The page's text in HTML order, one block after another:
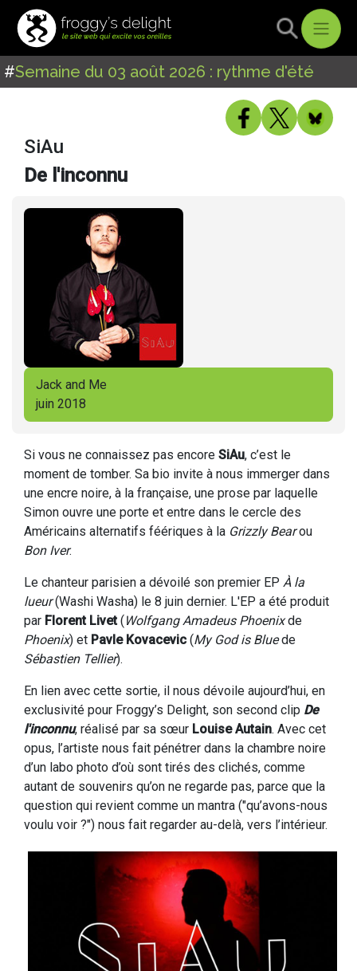
#Semaine du 03 août 2026 : rythme d'été
SiAu
De l'inconnu
Jack and Me
juin 2018
Si vous ne connaissez pas encore SiAu, c’est le
moment de tomber. Sa bio invite à nous immerger dans
une encre noire, à la française, une prose par laquelle
Simon ouvre une porte et entre dans le cercle des
Américains alternatifs féériques à la Grizzly Bearou
Bon Iver.
Le chanteur parisien a dévoilé son premier EP À la
lueur(Washi Washa) le 8 juin dernier. L'EP a été produit
par Florent Livet(Wolfgang Amadeus Phoenixde
Phoenix) et Pavle Kovacevic (My God is Bluede
Sébastien Tellier).
En lien avec cette sortie, il nous dévoile aujourd’hui, en
exclusivité pour Froggy’s Delight, son second clip De
l'inconnu, réalisé par sa sœur Louise Autain. Avec cet
opus, l’artiste nous fait pénétrer dans la chambre noire
d’un labo photo d’où sont tirés des clichés, comme
autant de souvenirs qu’on ne regarde pas, parce que la
question qui revient comme un mantra ("qu’avons-nous
voulu voir ?") nous fait regarder au-delà, vers l’intérieur.